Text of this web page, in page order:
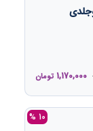
1,170,000 تومان
10 %